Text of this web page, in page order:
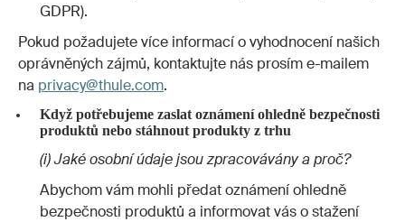
GDPR).
Pokud požadujete více informací o vyhodnocení našich
oprávněných zájmů, kontaktujte nás prosím e-mailem
na privacy@thule.com.
Když potřebujeme zaslat oznámení ohledně bezpečnosti
produktů nebo stáhnout produkty z trhu
(i) Jaké osobní údaje jsou zpracovávány a proč?
Abychom vám mohli předat oznámení ohledně
bezpečnosti produktů a informovat vás o stažení